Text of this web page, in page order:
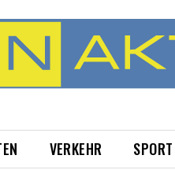
VERKEHR SPORT